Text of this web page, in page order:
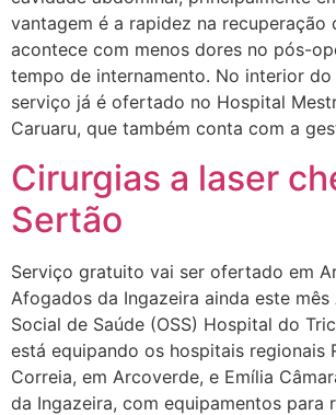
vantagem é a rapidez na recuperação
acontece com menos dores no pós-
tempo de internamento. No interior do
serviço já é ofertado no Hospital
Caruaru, que também conta com a
Cirurgias a laser
Sertão
Serviço gratuito vai ser ofertado em
Afogados da Ingazeira ainda este mês
Social de Saúde (OSS) Hospital do
está equipando os hospitais regionais
Correia, em Arcoverde, e Emília
da Ingazeira, com equipamentos para